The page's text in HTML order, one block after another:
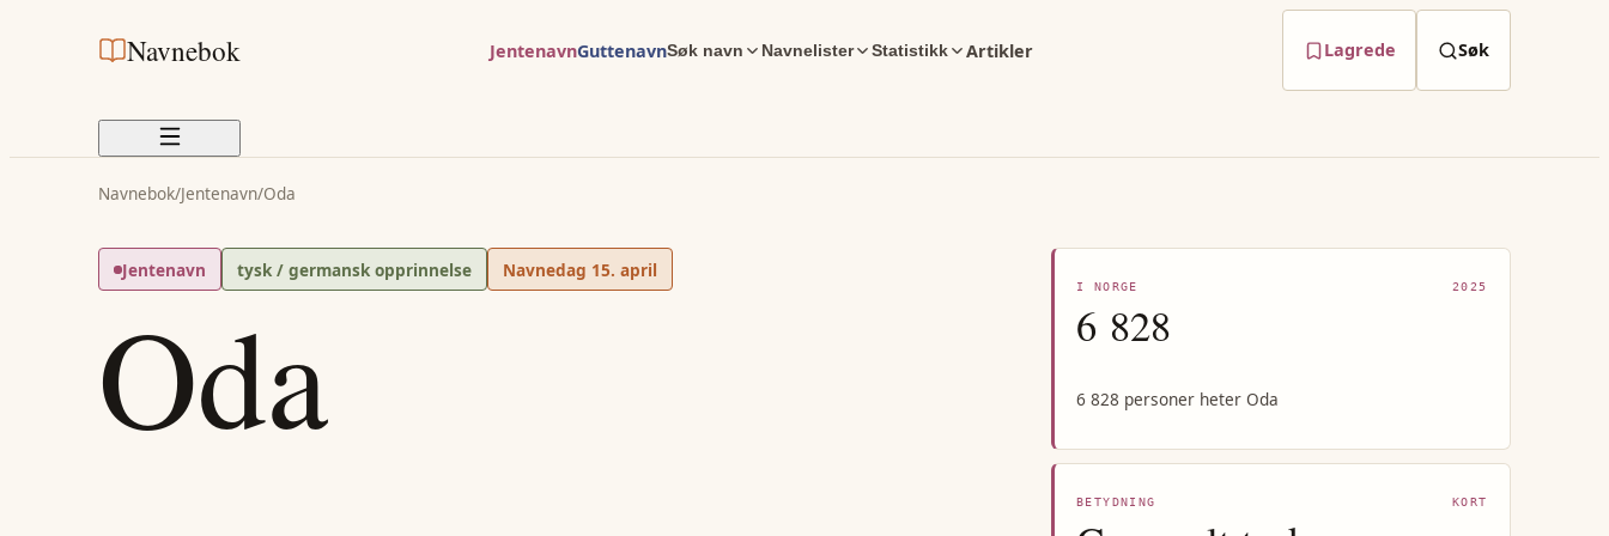
Navnebok JentenavnGuttenavnSøk navn Navnelister Statistikk Artikler Lagrede Søk
Navnebok/Jentenavn/Oda
Jentenavn tysk / germansk opprinnelse Navnedag 15. april
Oda I NORGE 2025
6 828
6 828 personer heter Oda
BETYDNING KORT